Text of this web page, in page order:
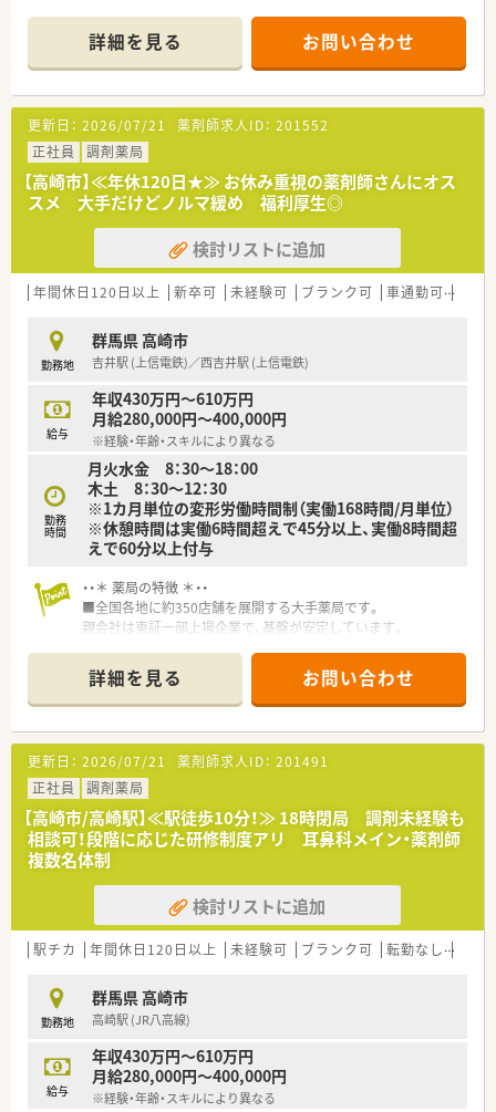
でもスムーズに仕事が出来る環境が整っているので安心です。
■病院門前の様に処方箋枚数が多くない為に、服薬指導の時間も
じっくりとれるので、患者様にしっかり向き合い仕事が出来るの
も魅力の一つです。
■福利厚生が充実★ 各種手当はもちろん「育児支援制度」もあ
り！
詳細を見る お問い合わせ
更新日： 2026/07/21 薬剤師求人ID： 201552
正社員
調剤薬局
【高崎市】≪年休120日★≫ お休み重視の薬剤師さんにオス
スメ 大手だけどノルマ緩め 福利厚生◎
検討リストに追加
年間休日120日以上 新卒可 未経験可 ブランク可 車通勤可
勤務地
群馬県 高崎市
吉井駅 (上信電鉄)／西吉井駅 (上信電鉄)
給与
年収430万円～610万円
月給280,000円～400,000円
※経験・年齢・スキルにより異なる
勤務
時間
月火水金 8：30～18：00
木土 8：30～12：30
※1カ月単位の変形労働時間制（実働168時間/月単位）
※休憩時間は実働6時間超えで45分以上、実働8時間超
えで60分以上付与
・・＊ 薬局の特徴 ＊・・
■全国各地に約350店舗を展開する大手薬局です。
親会社は東証一部上場企業で、基盤が安定しています。
率化を図り、電子薬歴など最新機材の導入を進めています。
■在宅医療の取り組みがあり、地域医療に貢献しています。
■入社年数やキャリアに応じた研修制度があります。
基礎からしっかり身につけていける体制が整っています。
■風通しのよい社風で、スタッフ同士が自由に意見を出し合い、
より良い薬局づくりを目指しています。
■スタッフ同士の交流を深めるため、忘年会や親睦会といった社
内交流イベントがあります。
詳細を見る お問い合わせ
更新日： 2026/07/21 薬剤師求人ID： 201491
正社員
調剤薬局
【高崎市/高崎駅】≪駅徒歩10分！≫ 18時閉局 調剤未経験も
相談可！段階に応じた研修制度アリ 耳鼻科メイン・薬剤師
複数名体制
検討リストに追加
駅チカ 年間休日120日以上 未経験可 ブランク可 転勤なし
勤務地
群馬県 高崎市
高崎駅 (JR八高線)
給与
年収430万円～610万円
月給280,000円～400,000円
※経験・年齢・スキルにより異なる